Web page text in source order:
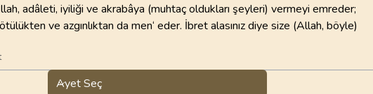
adâleti, iyiliği ve akrabâya (muhtaç oldukları şeyleri) vermeyi emreder;
ve azgınlıktan da men‘ eder. İbret alasınız diye size (Allah, böyle)
Ayet Seç